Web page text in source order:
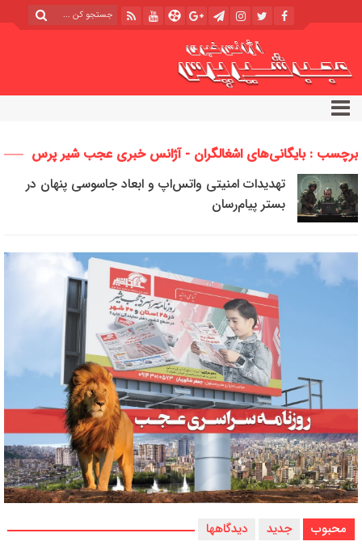
برچسب : بایگانی‌های اشغالگران - آژانس خبری عجب شیر پرس
تهدیدات امنیتی واتس‌اپ و ابعاد جاسوسی پنهان در
بستر پیام‌رسان
محبوب جدید دیدگاهها